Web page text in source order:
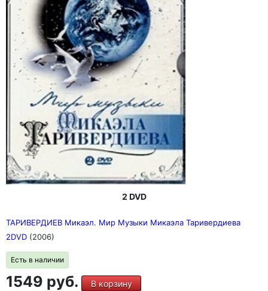
2 DVD
ТАРИВЕРДИЕВ Микаэл. Мир Музыки Микаэла Таривердиева
2DVD (2006)
Есть в наличии
1549 руб. В корзину